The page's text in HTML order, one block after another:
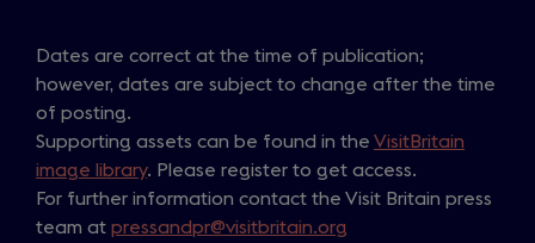
Dates are correct at the time of publication;
however, dates are subject to change after the time
of posting.
Supporting assets can be found in the VisitBritain
image library. Please register to get access.
For further information contact the Visit Britain press
team at pressandpr@visitbritain.org